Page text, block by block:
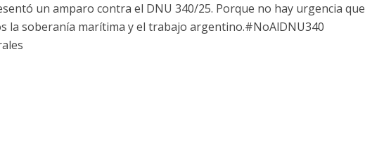
un amparo contra el DNU 340/25. Porque no hay urgencia que
la soberanía marítima y el trabajo argentino.#NoAlDNU340